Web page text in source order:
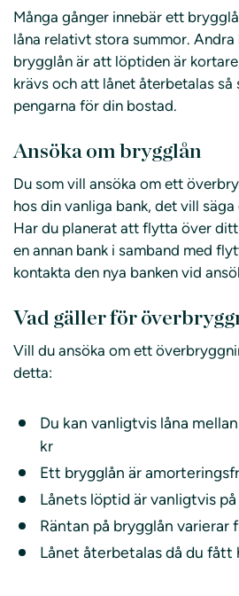
Många gånger innebär ett
låna relativt stora summor.
brygglån är att löptiden är
krävs och att lånet återbetalas
pengarna för din bostad.
Ansöka om brygglån
Du som vill ansöka om ett
hos din vanliga bank, det vill
Har du planerat att flytta över
en annan bank i samband med
kontakta den nya banken vid
Vad gäller för
Vill du ansöka om ett
detta:
Du kan vanligtvis låna
kr
Ett brygglån är
Lånets löptid är vanligtvis
Räntan på brygglån varierar
Lånet återbetalas då du fått